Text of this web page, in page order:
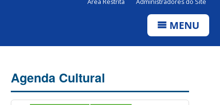
Área Restrita Administradores do Site
MENU
Agenda Cultural
5:00